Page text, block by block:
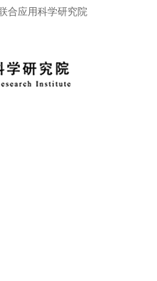
合应用科学研究院